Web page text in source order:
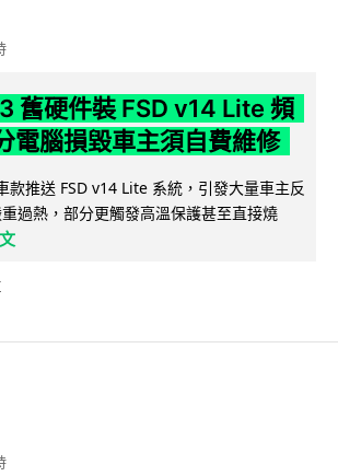
舊硬件裝 FSD v14 Lite 頻
電腦損毀車主須自費維修
款推送 FSD v14 Lite 系統，引發大量車主反
過熱，部分更觸發高溫保護甚至直接燒